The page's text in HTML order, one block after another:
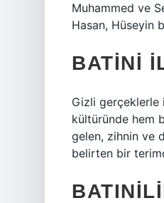
Muhammed ve
Hasan, Hüseyin
BATINI
Gizli gerçeklerle
kültüründe hem
gelen, zihnin ve
belirten bir